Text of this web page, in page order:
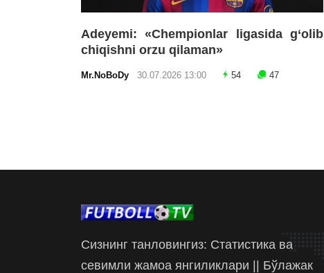
Adeyemi: «Chempionlar ligasida g‘olib
chiqishni orzu qilaman»
Mr.NoBoDy 30.07.2026 13:00 54 47
Сизнинг танловингиз: Статистика ва
севимли жамоа янгиликлари || Бўлажак